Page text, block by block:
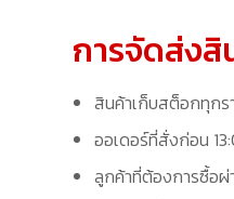
การจัดส่งสิ
สินค้าเก็บสต็อกทุก
ออเดอร์ที่สั่งก่อน
ลูกค้าที่ต้องการซื้อผ่